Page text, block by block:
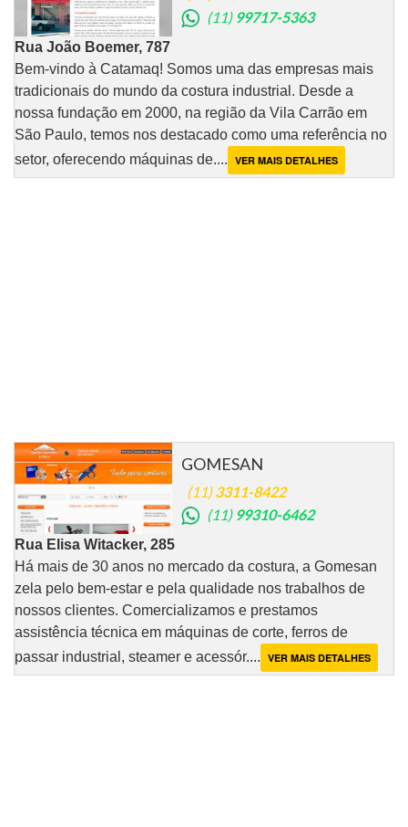
(11) 99717-5363
Rua João Boemer, 787
Bem-vindo à Catamaq! Somos uma das empresas mais
tradicionais do mundo da costura industrial. Desde a
nossa fundação em 2000, na região da Vila Carrão em
São Paulo, temos nos destacado como uma referência no
setor, oferecendo máquinas de.... VER MAIS DETALHES
GOMESAN
(11)3311-8422
(11) 99310-6462
Rua Elisa Witacker, 285
Há mais de 30 anos no mercado da costura, a Gomesan
zela pelo bem-estar e pela qualidade nos trabalhos de
nossos clientes. Comercializamos e prestamos
assistência técnica em máquinas de corte, ferros de
passar industrial, steamer e acessór.... VER MAIS DETALHES